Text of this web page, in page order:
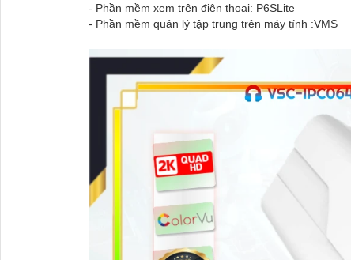
- Phần mềm xem trên điện thoại: P6SLite
- Phần mềm quản lý tập trung trên máy tính :VMS